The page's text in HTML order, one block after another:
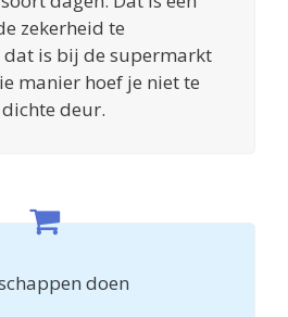
zekerheid te
dat is bij de supermarkt
manier hoef je niet te
deur.
doen